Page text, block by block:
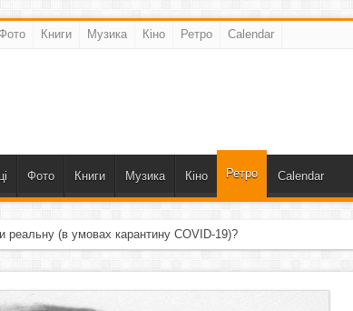
Книги Музика Кіно Ретро Calendar
Фото Книги Музика Кіно Ретро Calendar
реальну (в умовах карантину COVID-19)?